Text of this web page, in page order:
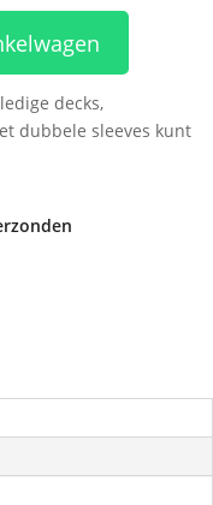
decks,
dubbele sleeves kunt